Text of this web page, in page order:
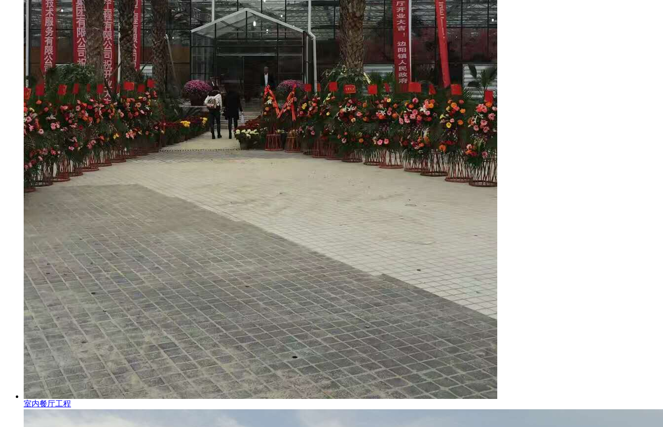
室内餐厅工程